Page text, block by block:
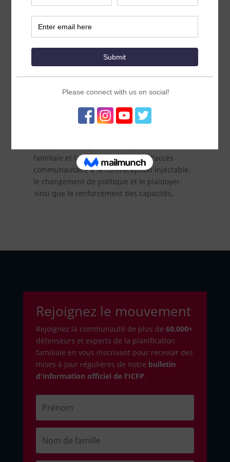
Santé mondiale, population et nutrition de FHI
360. Elle a 20 ans d'expérience dans la
conception de programmes, le comportement
en matière de santé, la recherche en sciences
stratégies éprouvées visant à accélérer
l'adoption de pratiques fondées sur des
étroits avec des donateurs, des chercheurs,
des décideurs en matière de santé et des
familiale et la santé reproductive, l'accès
communautaire à la contraception injectable,
le changement de politique et le plaidoyer,
ainsi que le renforcement des capacités.
Rejoignez le mouvement
Rejoignez la communauté de plus de 60,000+
défenseurs et experts de la planification
familiale en vous inscrivant pour recevoir des
mises à jour régulières de notre bulletin
d'information officiel de l'ICFP.